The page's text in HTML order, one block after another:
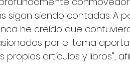
sigan siendo contadas. A
he creído que
por el tema
propios artículos y libros",